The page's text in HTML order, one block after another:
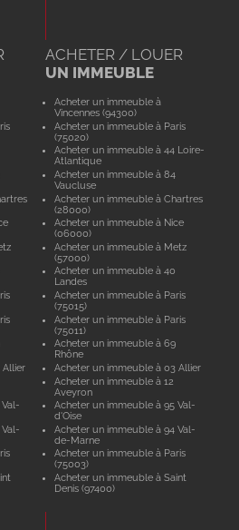
Allier
ACHETER / LOUER
UN IMMEUBLE
Acheter un immeuble à
Vincennes (94300)
Acheter un immeuble à Paris
(75020)
Acheter un immeuble à 44 Loire-
Atlantique
Acheter un immeuble à 84
Vaucluse
Acheter un immeuble à Chartres
(28000)
Acheter un immeuble à Nice
(06000)
Acheter un immeuble à Metz
(57000)
Acheter un immeuble à 40
Landes
Acheter un immeuble à Paris
(75015)
Acheter un immeuble à Paris
(75011)
Acheter un immeuble à 69
Rhône
Acheter un immeuble à 03 Allier
Acheter un immeuble à 12
Aveyron
Acheter un immeuble à 95 Val-
d'Oise
Acheter un immeuble à 94 Val-
de-Marne
Acheter un immeuble à Paris
(75003)
Acheter un immeuble à Saint
Denis (97400)